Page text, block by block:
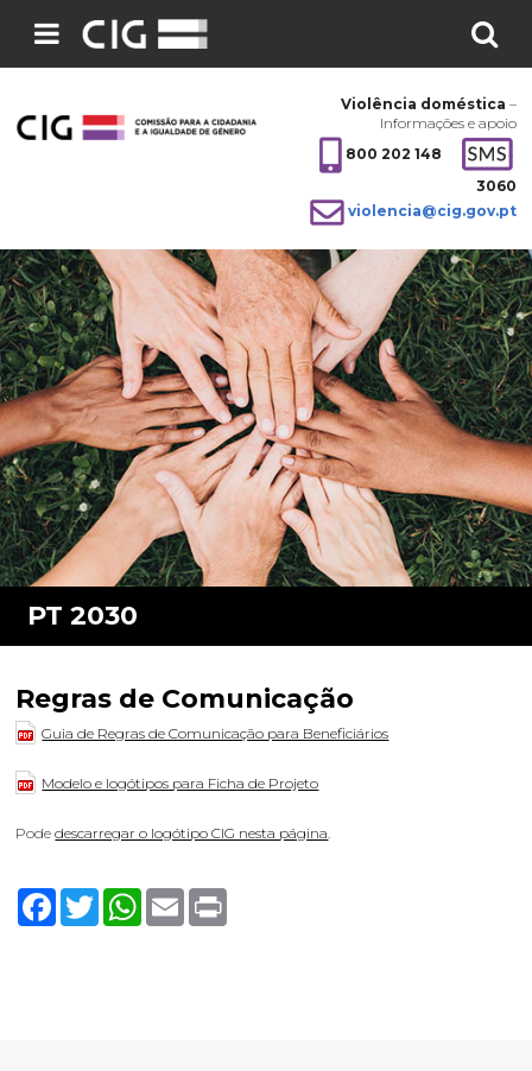
Violência doméstica –
Informações e apoio
800 202 148
3060
violencia@cig.gov.pt
Regras de Comunicação
Guia de Regras de Comunicação para Beneficiários
Modelo e logótipos para Ficha de Projeto
Podedescarregar o logótipo CIG nesta página.
FacebookTwitterWhatsApp
Email
Pesquisar